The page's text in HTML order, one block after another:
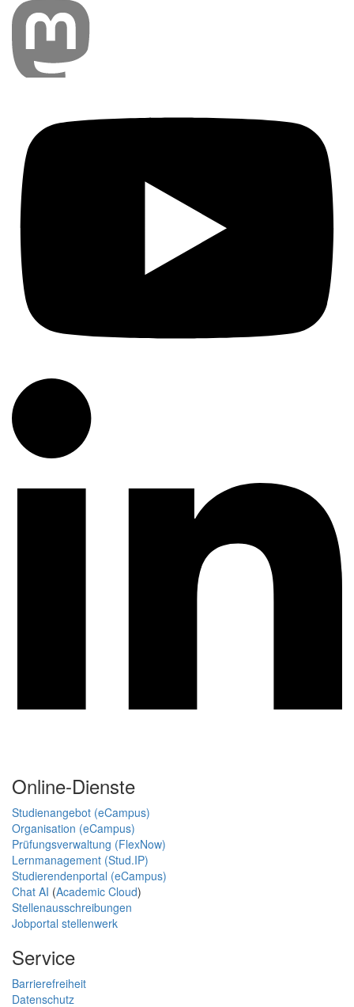
Online-Dienste
Studienangebot (eCampus)
Organisation (eCampus)
Prüfungsverwaltung (FlexNow)
Lernmanagement (Stud.IP)
Studierendenportal (eCampus)
Chat AI (Academic Cloud)
Stellenausschreibungen
Jobportal stellenwerk
Service
Barrierefreiheit
Datenschutz